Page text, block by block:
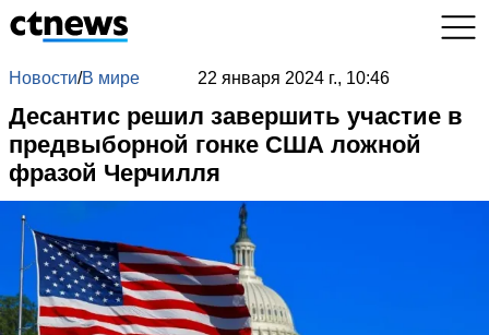
Новости/В мире 22 января 2024 г., 10:46
Десантис решил завершить участие в
предвыборной гонке США ложной
фразой Черчилля